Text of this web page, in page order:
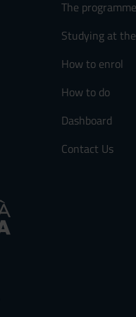
The programme
Studying at
How to enrol
How to do
Dashboard
Contact Us